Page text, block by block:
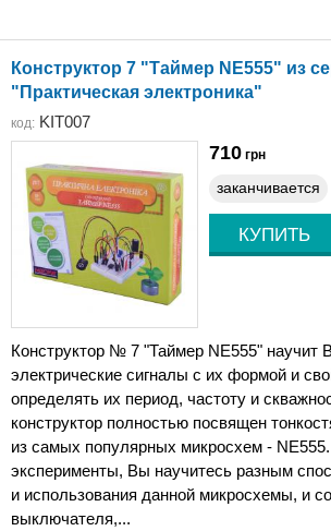
Конструктор 7 "Таймер NE555" из
"Практическая электроника"
код: KIT007
710 грн
заканчивается
Конструктор № 7 "Таймер NE555" научит
электрические сигналы с их формой и
определять их период, частоту и
конструктор полностью посвящен
из самых популярных микросхем -
эксперименты, Вы научитесь разным
и использования данной микросхемы, и
выключателя,...